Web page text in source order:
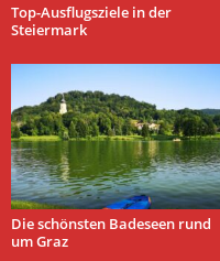
Top-Ausflugsziele in der
Steiermark
Die schönsten Badeseen rund
um Graz